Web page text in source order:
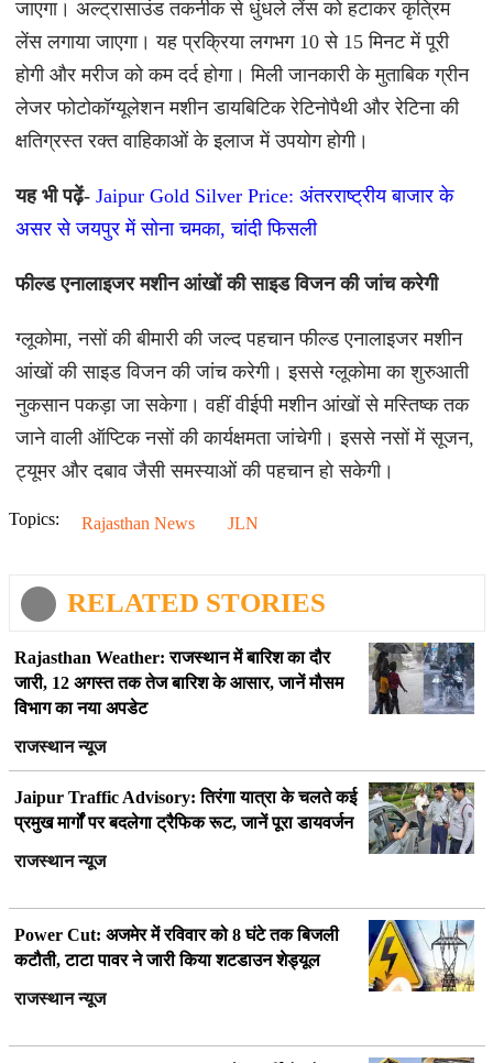
जाएगा। अल्ट्रासाउंड तकनीक से धुंधले लेंस को हटाकर कृत्रिम
लेंस लगाया जाएगा। यह प्रक्रिया लगभग 10 से 15 मिनट में पूरी
होगी और मरीज को कम दर्द होगा। मिली जानकारी के मुताबिक ग्रीन
लेजर फोटोकॉग्यूलेशन मशीन डायबिटिक रेटिनोपैथी और रेटिना की
क्षतिग्रस्त रक्त वाहिकाओं के इलाज में उपयोग होगी।
यह भी पढ़ें- Jaipur Gold Silver Price: अंतरराष्ट्रीय बाजार के
असर से जयपुर में सोना चमका, चांदी फिसली
फील्ड एनालाइजर मशीन आंखों की साइड विजन की जांच करेगी
ग्लूकोमा, नसों की बीमारी की जल्द पहचान फील्ड एनालाइजर मशीन
आंखों की साइड विजन की जांच करेगी। इससे ग्लूकोमा का शुरुआती
नुकसान पकड़ा जा सकेगा। वहीं वीईपी मशीन आंखों से मस्तिष्क तक
जाने वाली ऑप्टिक नसों की कार्यक्षमता जांचेगी। इससे नसों में सूजन,
ट्यूमर और दबाव जैसी समस्याओं की पहचान हो सकेगी।
Topics: Rajasthan News JLN
RELATED STORIES
Rajasthan Weather: राजस्थान में बारिश का दौर
जारी, 12 अगस्त तक तेज बारिश के आसार, जानें मौसम
विभाग का नया अपडेट
राजस्थान न्यूज
Jaipur Traffic Advisory: तिरंगा यात्रा के चलते कई
प्रमुख मार्गों पर बदलेगा ट्रैफिक रूट, जानें पूरा डायवर्जन
राजस्थान न्यूज
Power Cut: अजमेर में रविवार को 8 घंटे तक बिजली
कटौती, टाटा पावर ने जारी किया शटडाउन शेड्यूल
राजस्थान न्यूज